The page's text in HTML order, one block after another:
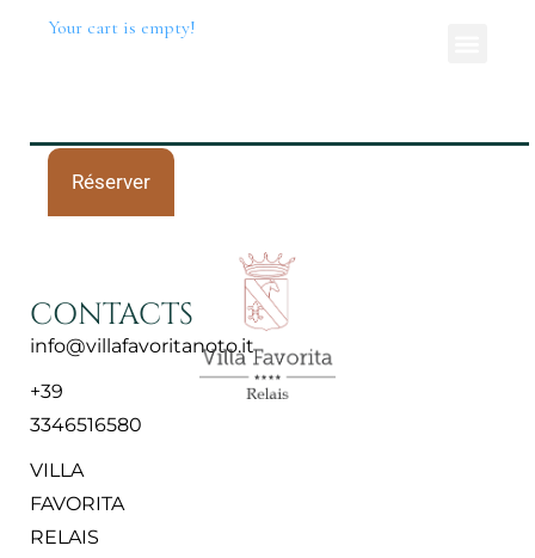
Your cart is empty!
Réserver
CONTACTS
info@villafavoritanoto.it
+39
3346516580
VILLA
FAVORITA
RELAIS